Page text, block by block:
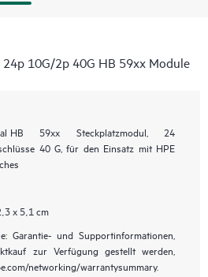
10G/2p 40G HB 59xx Module
HB 59xx Steckplatzmodul, 24
40 G, für den Einsatz mit HPE
x 5,1 cm
Garantie- und Supportinformationen,
zur Verfügung gestellt werden,
networking/warrantysummary.